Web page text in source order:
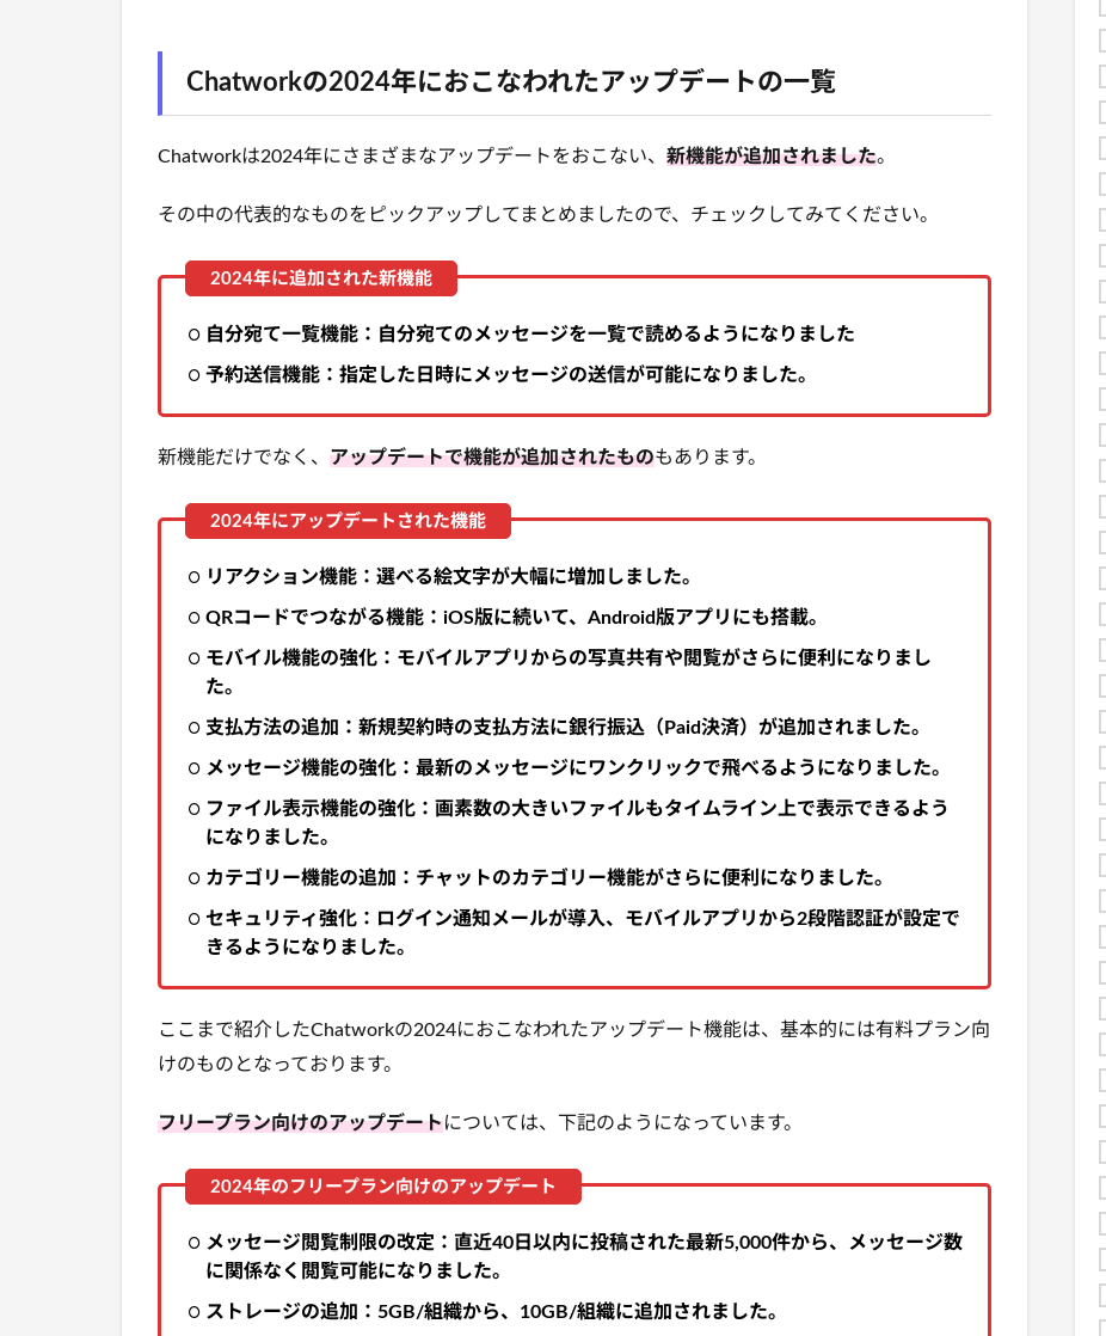
Chatworkの2024年におこなわれたアップデートの一覧
Chatworkは2024年にさまざまなアップデートをおこない、 新機能が追加されました。
その中の代表的なものをピックアップしてまとめましたので、チェックしてみてください。
自分宛て一覧機能：自分宛てのメッセージを一覧で読めるようになりました
予約送信機能：指定した日時にメッセージの送信が可能になりました。
新機能だけでなく、 アップデートで機能が追加されたものもあります。
リアクション機能：選べる絵文字が大幅に増加しました。
QRコードでつながる機能：iOS版に続いて、Android版アプリにも搭載。
モバイル機能の強化：モバイルアプリからの写真共有や閲覧がさらに便利になりまし
た。
支払方法の追加：新規契約時の支払方法に銀行振込（Paid決済）が追加されました。
メッセージ機能の強化：最新のメッセージにワンクリックで飛べるようになりました。
ファイル表示機能の強化：画素数の大きいファイルもタイムライン上で表示できるよう
になりました。
カテゴリー機能の追加：チャットのカテゴリー機能がさらに便利になりました。
セキュリティ強化：ログイン通知メールが導入、モバイルアプリから2段階認証が設定で
きるようになりました。
ここまで紹介したChatworkの2024におこなわれたアップデート機能は、基本的には有料プラン向
けのものとなっております。
フリープラン向けのアップデートについては、下記のようになっています。
メッセージ閲覧制限の改定：直近40日以内に投稿された最新5,000件から、メッセージ数
に関係なく閲覧可能になりました。
ストレージの追加：5GB/組織から、10GB/組織に追加されました。